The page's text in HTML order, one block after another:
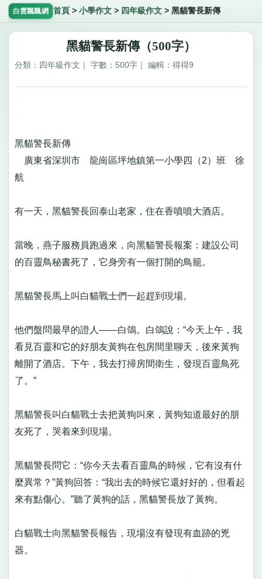
白雲飄飄網 首頁 > 小學作文> 四年級作文> 黑貓警長新傳
黑貓警長新傳（500字）
分類：四年級作文｜ 字數：500字｜ 編輯：得得9
黑貓警長新傳
廣東省深圳市 龍崗區坪地鎮第一小學四（2）班 徐
航
有一天，黑貓警長回泰山老家，住在香噴噴大酒店。
當晚，燕子服務員跑過來，向黑貓警長報案：建設公司
的百靈鳥秘書死了，它身旁有一個打開的鳥籠。
黑貓警長馬上叫白貓戰士們一起趕到現場。
他們盤問最早的證人——白鴿。白鴿說：“今天上午，我
看見百靈和它的好朋友黃狗在包房間里聊天，後來黃狗
離開了酒店。下午，我去打掃房間衛生，發現百靈鳥死
了。”
黑貓警長叫白貓戰士去把黃狗叫來，黃狗知道最好的朋
友死了，哭着來到現場。
黑貓警長問它：“你今天去看百靈鳥的時候，它有沒有什
麼異常？”黃狗回答：“我出去的時候它還好好的，但看起
來有點傷心。”聽了黃狗的話，黑貓警長放了黃狗。
白貓戰士向黑貓警長報告，現場沒有發現有血跡的兇
器。